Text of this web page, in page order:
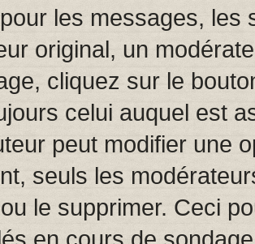
les messages, les
original, un
cliquez sur le
celui auquel est
peut modifier une
seuls les
le supprimer. Ceci